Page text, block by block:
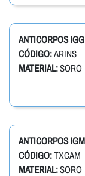
ANTICORPOS
CÓDIGO:ARINS
MATERIAL:SORO
ANTICORPOS
CÓDIGO:TXCAM
MATERIAL:SORO